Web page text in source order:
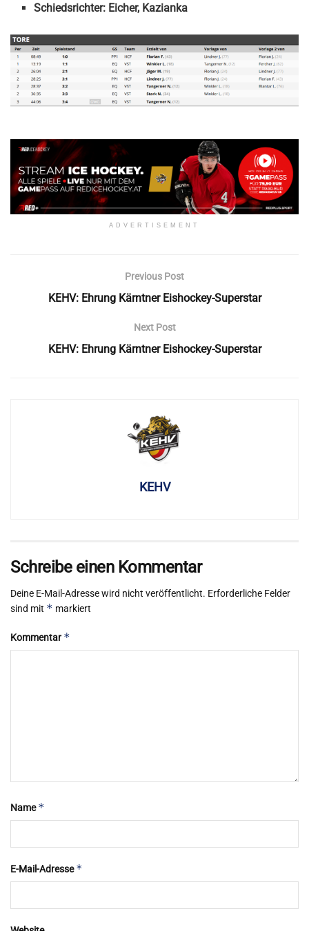
Schiedsrichter: Eicher, Kazianka
ADVERTISEMENT
Previous Post
KEHV: Ehrung Kärntner Eishockey-Superstar
Next Post
KEHV: Ehrung Kärntner Eishockey-Superstar
KEHV
Schreibe einen Kommentar
Deine E-Mail-Adresse wird nicht veröffentlicht. Erforderliche Felder
sind mit * markiert
Kommentar *
Name*
E-Mail-Adresse*